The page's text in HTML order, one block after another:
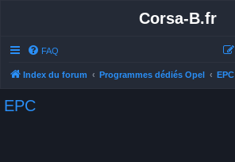
Corsa-B.fr
FAQ
Index du forum Programmes dédiés Opel EPC
EPC